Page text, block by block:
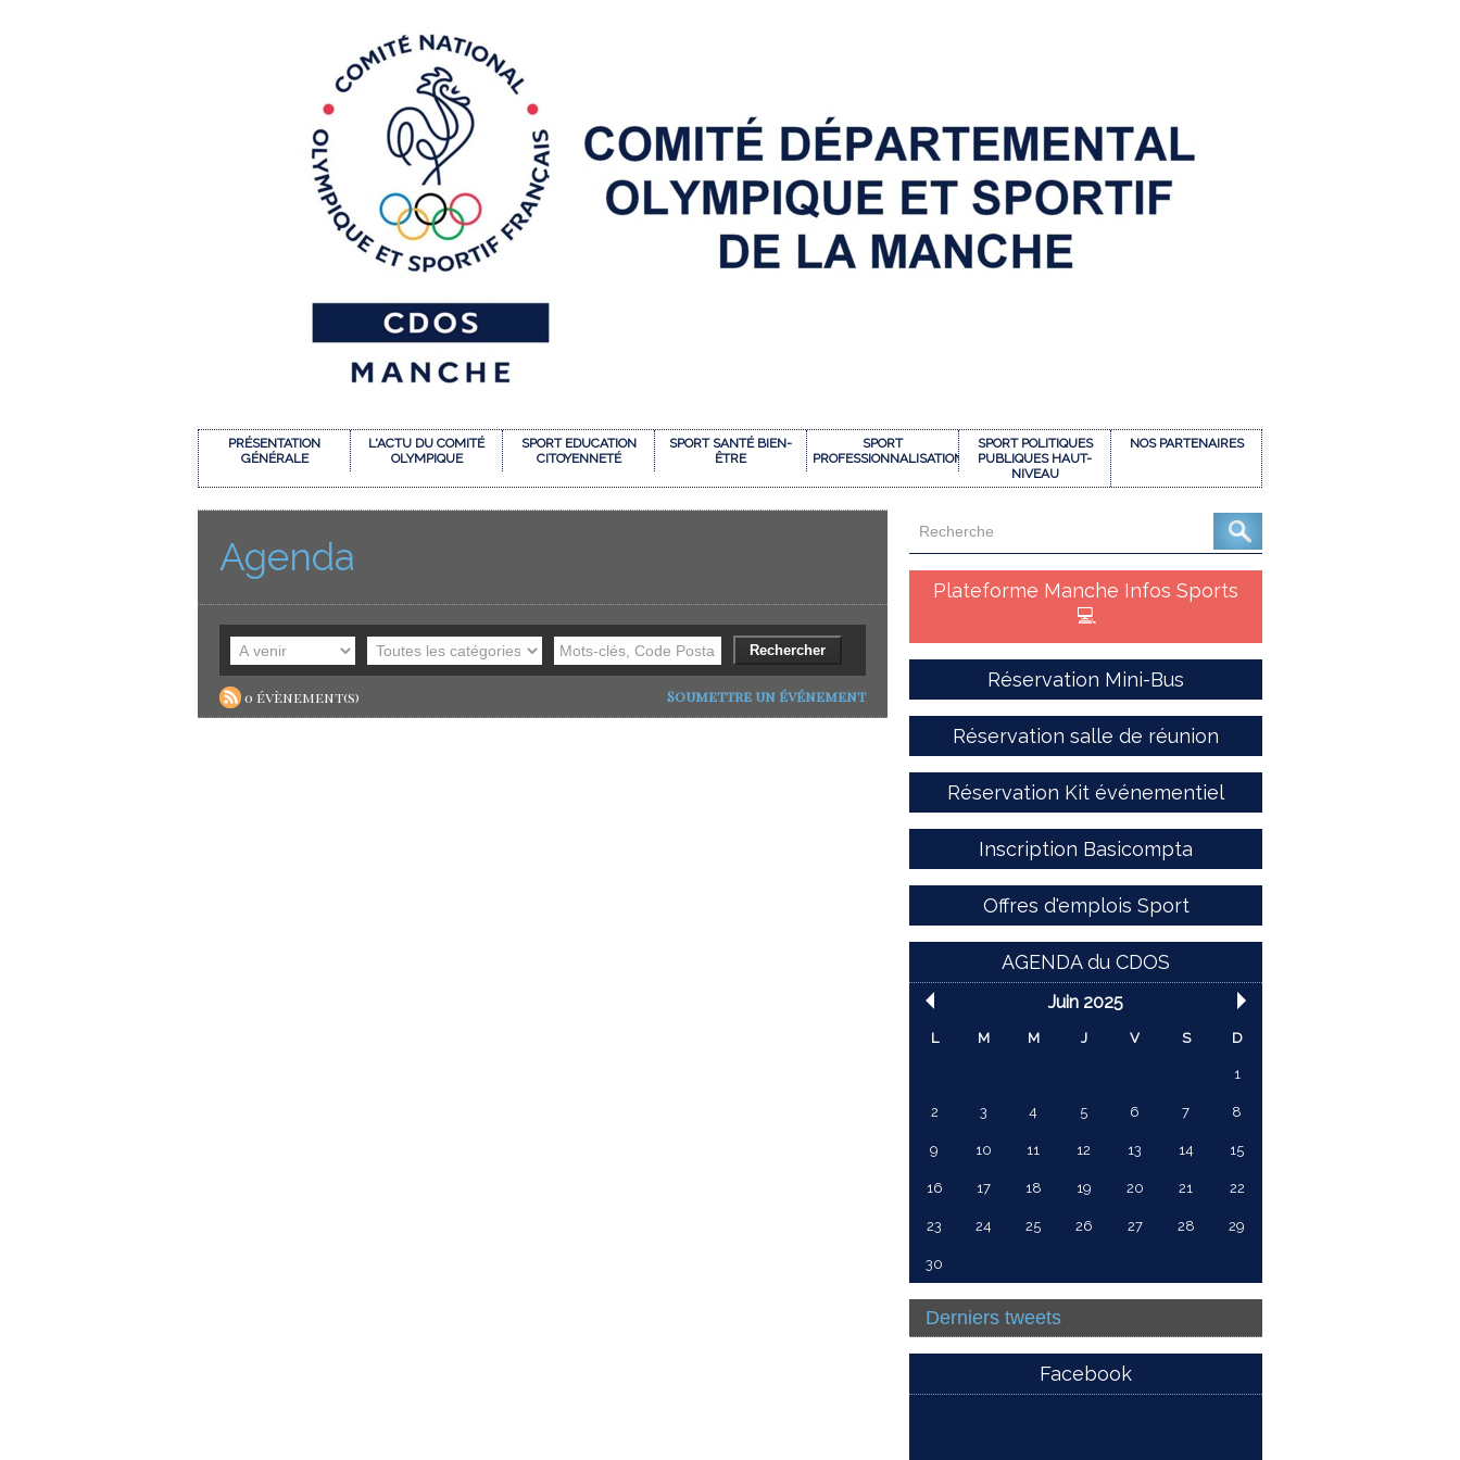
PRÉSENTATION
GÉNÉRALE
L'ACTU DU COMITÉ
OLYMPIQUE
SPORT EDUCATION
CITOYENNETÉ
SPORT SANTÉ BIEN-
ÊTRE
SPORT
PROFESSIONNALISATION
SPORT POLITIQUES
PUBLIQUES HAUT-
NIVEAU
NOS PARTENAIRES
Agenda
0 évènement(s) Soumettre un événement
Plateforme Manche Infos Sports
💻
Réservation Mini-Bus
Réservation salle de réunion
Réservation Kit événementiel
Inscription Basicompta
Offres d'emplois Sport
AGENDA du CDOS
Juin 2025
L M M J V S D
1
2 3 4 5 6 7 8
9 10 11 12 13 14 15
16 17 18 19 20 21 22
23 24 25 26 27 28 29
30
Derniers tweets
Facebook